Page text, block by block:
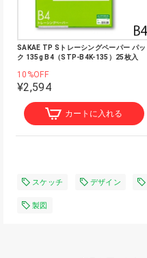
SAKAE TP Sトレーシングペーパー パッ
ク 135g B4（STP-B4K-135）25枚入
10%OFF
¥2,594
カートに入れる
スケッチ デザイン
製図